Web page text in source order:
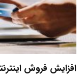
افزایش فروش